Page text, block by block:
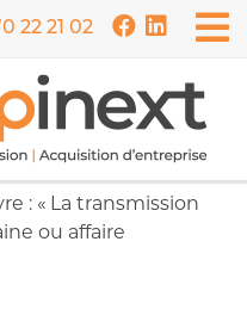
22 21 02
: « La transmission
ou affaire